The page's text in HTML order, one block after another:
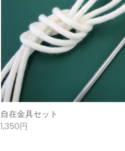
自在金具セット
1,350円